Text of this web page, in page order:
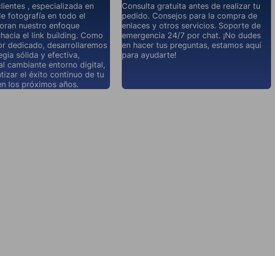
, especializada en
fotografía en todo el
nuestro enfoque
el link building. Como
dedicado, desarrollaremos
sólida y efectiva,
cambiante entorno digital,
el éxito continuo de tu
los próximos años.
Consulta gratuita antes de realizar tu
pedido. Consejos para la compra de
enlaces y otros servicios. Soporte de
emergencia 24/7 por chat. ¡No dudes
en hacer tus preguntas, estamos aquí
para ayudarte!